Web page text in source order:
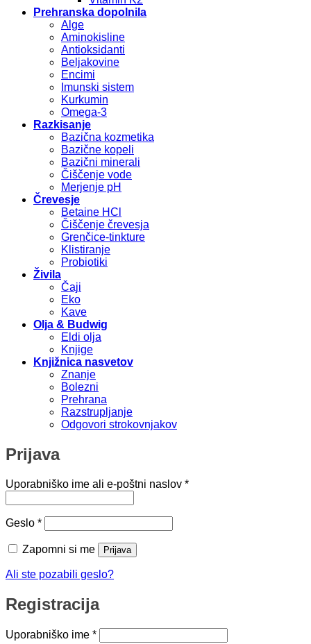
Prehranska dopolnila
Alge
Aminokisline
Antioksidanti
Beljakovine
Encimi
Imunski sistem
Kurkumin
Omega-3
Razkisanje
Bazična kozmetika
Bazične kopeli
Bazični minerali
Čiščenje vode
Merjenje pH
Črevesje
Betaine HCl
Čiščenje črevesja
Grenčice-tinkture
Klistiranje
Probiotiki
Živila
Čaji
Eko
Kave
Olja & Budwig
Eldi olja
Knjige
Knjižnica nasvetov
Znanje
Bolezni
Prehrana
Razstrupljanje
Odgovori strokovnjakov
Prijava
Uporabniško ime ali e-poštni naslov *Zahtevano
Geslo *Zahtevano
Zapomni si me Prijava
Ali ste pozabili geslo?
Registracija
Uporabniško ime *Zahtevano